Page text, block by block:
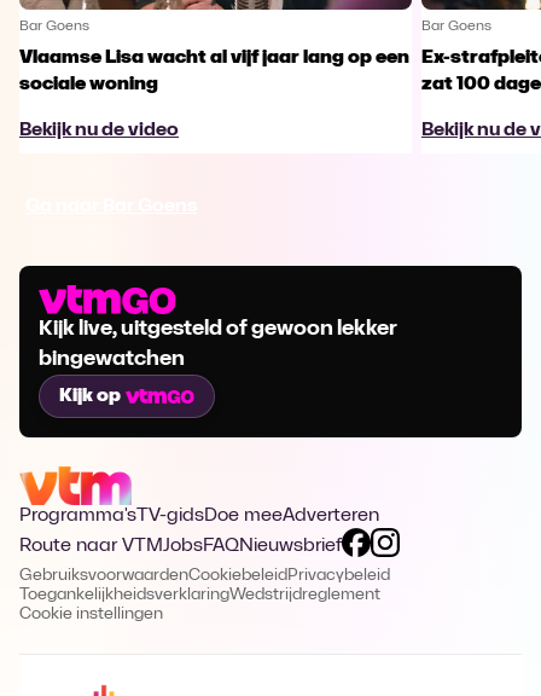
Bar Goens
Vlaamse Lisa wacht al vijf jaar lang op een
sociale woning
Bekijk nu de video
Bar Goens
Ex-
zat 100
Bekijk nu de
Kijk live, uitgesteld of gewoon lekker
bingewatchen
Kijk op
Programma's TV-gidsDoe meeAdverteren
Route naar VTMJobsFAQNieuwsbrief
GebruiksvoorwaardenCookiebeleid Privacybeleid
ToegankelijkheidsverklaringWedstrijdreglement
Cookie instellingen